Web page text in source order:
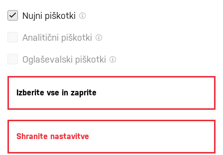
PRODUKCIJA: CREATIM
Nujni piškotki
Analitični piškotki
Oglaševalski piškotki
Izberite vse in zaprite
Shranite nastavitve